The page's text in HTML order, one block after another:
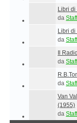
Libri
da Staff
Libri
da Staff
Il
da Staff
da Staff
Van
(1955)
da Staff